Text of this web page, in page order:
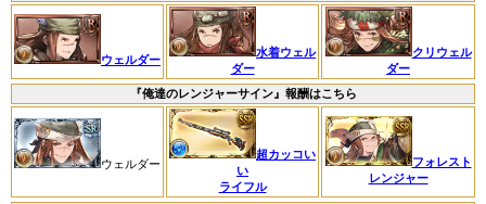
ウェルダー
水着ウェル
ダー
クリウェル
ダー
『俺達のレンジャーサイン』報酬はこちら
ウェルダー
超カッコい
い
ライフル
フォレスト
レンジャー